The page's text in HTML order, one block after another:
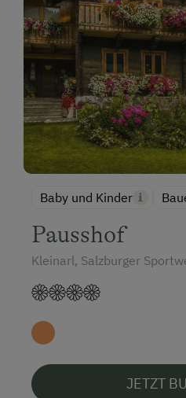
Baby und Kinder
Pausshof
Kleinarl, Salzburger
JETZT